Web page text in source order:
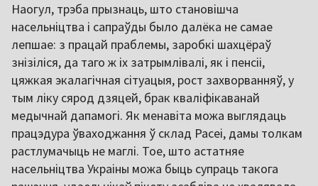
Наогул, трэба прызнаць, што становішча
насельніцтва і сапраўды было далёка не самае
лепшае: з працай праблемы, заробкі шахцёраў
знізіліся, да таго ж іх затрымлівалі, як і пенсіі,
цяжкая экалагічная сітуацыя, рост захворванняў, у
тым ліку сярод дзяцей, брак кваліфікаванай
медычнай дапамогі. Як менавіта можа выглядаць
працэдура ўваходжання ў склад Расеі, дамы толкам
растлумачыць не маглі. Тое, што астатняе
насельніцтва Украіны можа быць супраць такога